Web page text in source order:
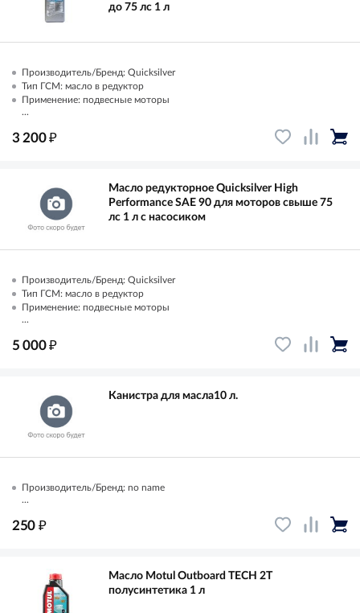
до 75 лс 1 л
Производитель/Бренд: Quicksilver
Тип ГСМ: масло в редуктор
Применение: подвесные моторы
...
3 200₽
Масло редукторное Quicksilver High
Performance SAE 90 для моторов свыше 75
лс 1 л с насосиком
Производитель/Бренд: Quicksilver
Тип ГСМ: масло в редуктор
Применение: подвесные моторы
...
5 000₽
Канистра для масла10 л.
Производитель/Бренд: no name
...
250 ₽
Масло Motul Outboard TECH 2T
полусинтетика 1 л